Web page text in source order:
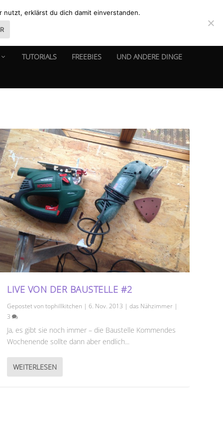
TUTORIALS FREEBIES UND ANDERE DINGE
LIVE VON DER BAUSTELLE #2
Gepostet vontophillkitchen |6. Nov. 2013 |das Nähzimmer |
3
Ja, es gibt sie noch immer – die Baustelle Kommendes
Wochenende sollte dann aber endlich...
WEITERLESEN
nutzt, erklärst du dich damit einverstanden.